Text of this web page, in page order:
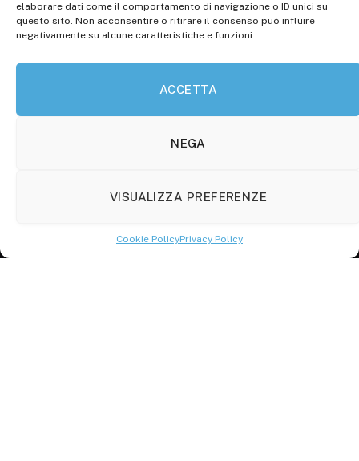
elaborare dati come il comportamento di navigazione o ID unici su
questo sito. Non acconsentire o ritirare il consenso può influire
negativamente su alcune caratteristiche e funzioni.
ACCETTA
NEGA
VISUALIZZA PREFERENZE
Cookie PolicyPrivacy Policy
Roc: iscrizione n° 25549 (Prot. 1138/com/15 del
30.04.2015)
P.Iva: 01707150700